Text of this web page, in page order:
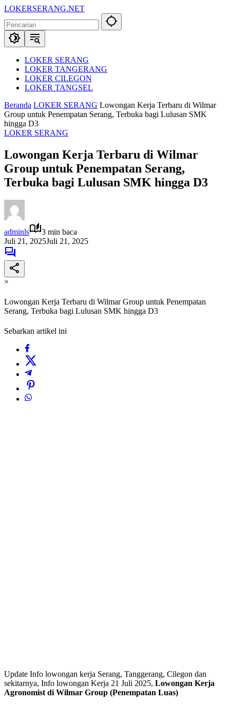
Langsung
konten
LOKERSERANG.NET
Lowongan
Kerja
Serang
SekitarnyaLOKER SERANG
LOKER TANGERANG
LOKER CILEGON
LOKER TANGSEL
Beranda LOKER SERANG Lowongan Kerja Terbaru di Wilmar
Group untuk Penempatan Serang, Terbuka bagi Lulusan SMK
hingga D3
LOKER SERANG
Lowongan Kerja Terbaru di Wilmar
Group untuk Penempatan Serang,
Terbuka bagi Lulusan SMK hingga D3
adminls
3 min baca
Juli 21, 2025Juli 21, 2025
×
Lowongan Kerja Terbaru di Wilmar Group untuk Penempatan
Serang, Terbuka bagi Lulusan SMK hingga D3
Sebarkan artikel ini
Update Info lowongan kerja Serang, Tanggerang, Cilegon dan
sekitarnya, Info lowongan Kerja 21 Juli 2025, Lowongan Kerja
Agronomist di Wilmar Group (Penempatan Luas)